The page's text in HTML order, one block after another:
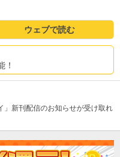
ウェブで読む
！
」新刊配信のお知らせが受け取れ